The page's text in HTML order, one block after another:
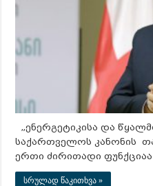
„ენერგეტიკისა და
საქართველოს კანონის
ერთი ძირითადი
სრულად წაკითხვა »